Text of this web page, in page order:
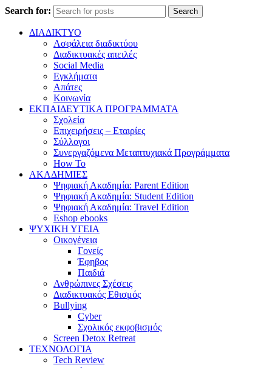
Search for: Search
ΔΙΑΔΙΚΤΥΟ
Ασφάλεια διαδικτύου
Διαδικτυακές απειλές
Social Media
Εγκλήματα
Απάτες
Κοινωνία
ΕΚΠΑΙΔΕΥΤΙΚΑ ΠΡΟΓΡΑΜΜΑΤΑ
Σχολεία
Επιχειρήσεις – Εταιρίες
Σύλλογοι
Συνεργαζόμενα Μεταπτυχιακά Προγράμματα
How To
ΑΚΑΔΗΜΙΕΣ
Ψηφιακή Ακαδημία: Parent Edition
Ψηφιακή Ακαδημία: Student Edition
Ψηφιακή Ακαδημία: Travel Edition
Eshop ebooks
ΨΥΧΙΚΗ ΥΓΕΙΑ
Οικογένεια
Γονείς
Έφηβος
Παιδιά
Ανθρώπινες Σχέσεις
Διαδικτυακός Εθισμός
Bullying
Cyber
Σχολικός εκφοβισμός
Screen Detox Retreat
ΤΕΧΝΟΛΟΓΙΑ
Tech Review